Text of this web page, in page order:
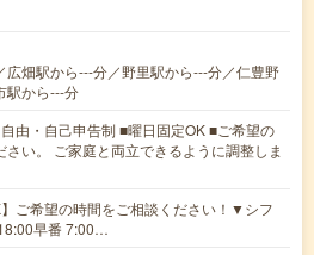
広畑駅から---分／野里駅から---分／仁豊野
駅から---分
自由・自己申告制 ■曜日固定OK ■ご希望の
さい。 ご家庭と両立できるように調整しま
】ご希望の時間をご相談ください！▼シフ
早番 7:00…